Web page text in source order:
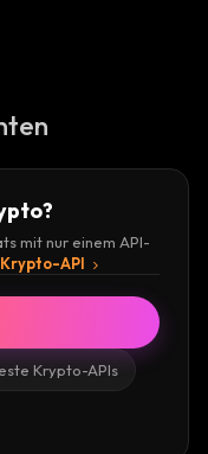
mit nur einem API-
API
Krypto-APIs